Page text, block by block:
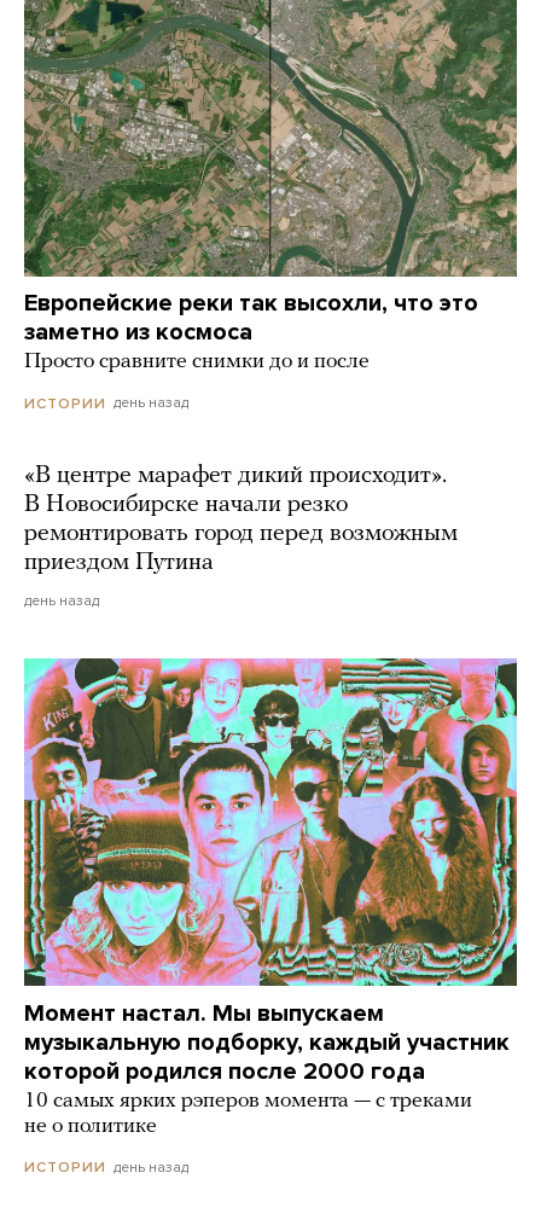
Европейские реки так высохли, что это
заметно из космоса
Просто сравните снимки до и после
ИСТОРИИ день назад
«В центре марафет дикий происходит».
В Новосибирске начали резко
ремонтировать город перед возможным
приездом Путина
день назад
Момент настал. Мы выпускаем
музыкальную подборку, каждый участник
которой родился после 2000 года
10 самых ярких рэперов момента — с треками
не о политике
ИСТОРИИ день назад